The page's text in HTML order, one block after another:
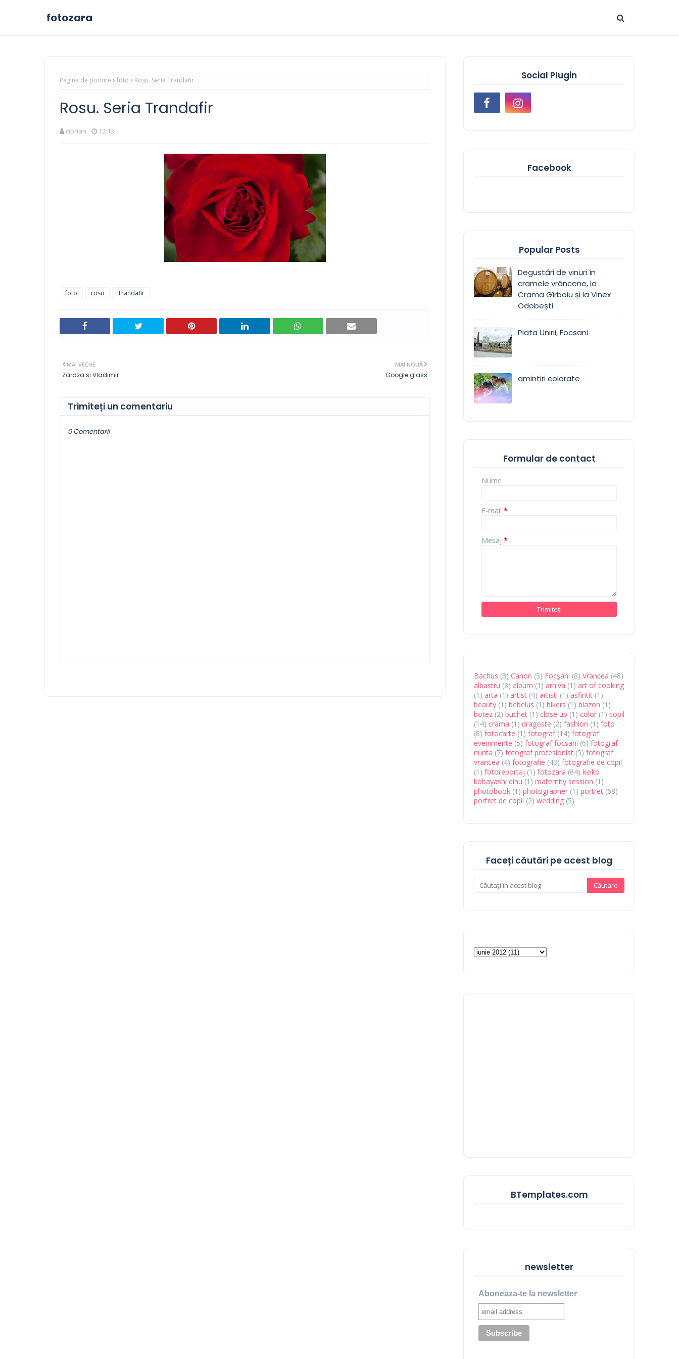
fotozara
Pagina de pornire foto Rosu. Seria Trandafir
Rosu. Seria Trandafir
ciprian 12:13
foto rosu Trandafir
MAI NOUĂ
Google glass
MAI VECHE
Zaraza si Vladimir
Trimiteți un comentariu
0 Comentarii
Social Plugin
Facebook
Popular Posts
Degustări de vinuri în
cramele vrâncene, la
Crama Gîrboiu și la Vinex
Odobești
Piata Unirii, Focsani
amintiri colorate
Formular de contact
Nume
E-mail *
Mesaj *
Bachus (3) Canon (5) Focşani (8) Vrancea (48)
albastru (3) album (1) arhiva (1) art of cooking
(1) arta (1) artist (4) artisti (1) asfintit (1)
beauty (1) bebelus (1) bikers (1) blazon (1)
botez (2) buchet (1) close up (1) color (1) copil
(14) crama (1) dragoste (2) fashion (1) foto
(8) fotocarte (1) fotograf (14) fotograf
evenimente (5) fotograf focsani (6) fotograf
nunta (7) fotograf profesionist (5) fotograf
vrancea (4) fotografie (43) fotografie de copil
(1) fotoreportaj (1) fotozara (64) keiko
kobayashi dinu (1) maternity session (1)
photobook (1) photographer (1) portret (68)
portret de copil (2) wedding (5)
Faceți căutări pe acest blog
BTemplates.com
newsletter
Aboneaza-te la newsletter